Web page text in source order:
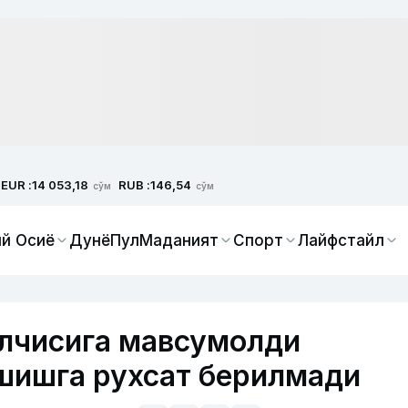
EUR :14 053,18 сўм RUB :146,54 сўм
Осиё ДунёПулМаданият Спорт Лайфстайл
мавсумолди
рухсат берилмади